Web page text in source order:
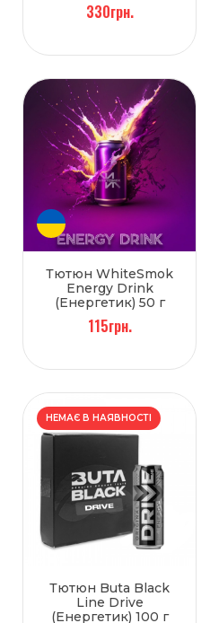
330грн.
Тютюн WhiteSmok
Energy Drink
(Енергетик) 50 г
115грн.
НЕМАЄ В НАЯВНОСТІ
Тютюн Buta Black
Line Drive
(Енергетик) 100 г